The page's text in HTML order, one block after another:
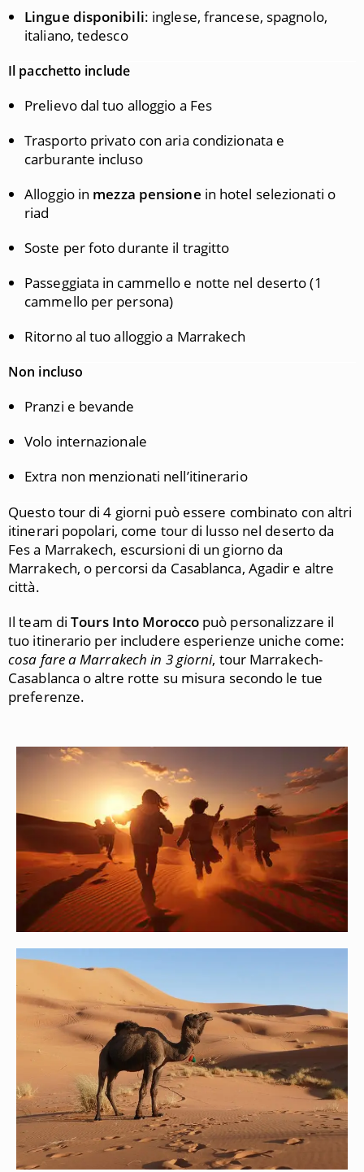
Lingue disponibili: inglese, francese, spagnolo,
italiano, tedesco
Il pacchetto include
Prelievo dal tuo alloggio a Fes
Trasporto privato con aria condizionata e
carburante incluso
Alloggio in mezza pensione in hotel selezionati o
riad
Soste per foto durante il tragitto
Passeggiata in cammello e notte nel deserto (1
cammello per persona)
Ritorno al tuo alloggio a Marrakech
Non incluso
Pranzi e bevande
Volo internazionale
Extra non menzionati nell’itinerario
Questo tour di 4 giorni può essere combinato con altri
itinerari popolari, come tour di lusso nel deserto da
Fes a Marrakech, escursioni di un giorno da
Marrakech, o percorsi da Casablanca, Agadir e altre
città.
Il team diTours Into Moroccopuò personalizzare il
tuo itinerario per includere esperienze uniche come:
cosa fare a Marrakech in 3 giorni, tour Marrakech-
Casablanca o altre rotte su misura secondo le tue
preferenze.